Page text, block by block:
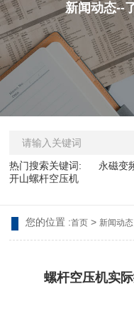
新闻动态--
热门搜索关键词: 永磁变
开山螺杆空压机
您的位置 :首页 > 新闻动态
螺杆空压机实